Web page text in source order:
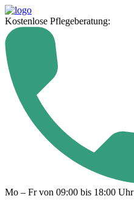
Kostenlose Pflegeberatung:
Mo – Fr von 09:00 bis 18:00 Uhr